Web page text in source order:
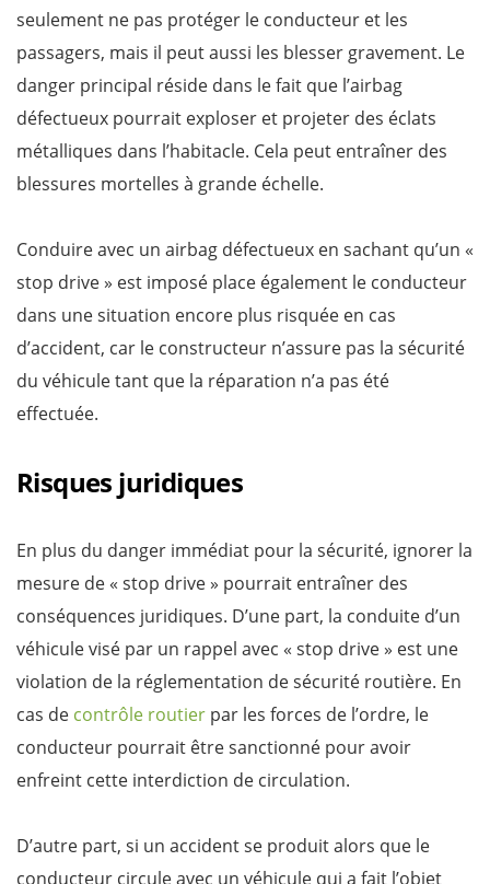
seulement ne pas protéger le conducteur et les
passagers, mais il peut aussi les blesser gravement. Le
danger principal réside dans le fait que l’airbag
défectueux pourrait exploser et projeter des éclats
métalliques dans l’habitacle. Cela peut entraîner des
blessures mortelles à grande échelle.
Conduire avec un airbag défectueux en sachant qu’un «
stop drive » est imposé place également le conducteur
dans une situation encore plus risquée en cas
d’accident, car le constructeur n’assure pas la sécurité
du véhicule tant que la réparation n’a pas été
effectuée.
Risques juridiques
En plus du danger immédiat pour la sécurité, ignorer la
mesure de « stop drive » pourrait entraîner des
conséquences juridiques. D’une part, la conduite d’un
véhicule visé par un rappel avec « stop drive » est une
violation de la réglementation de sécurité routière. En
cas de contrôle routier par les forces de l’ordre, le
conducteur pourrait être sanctionné pour avoir
enfreint cette interdiction de circulation.
D’autre part, si un accident se produit alors que le
conducteur circule avec un véhicule qui a fait l’objet